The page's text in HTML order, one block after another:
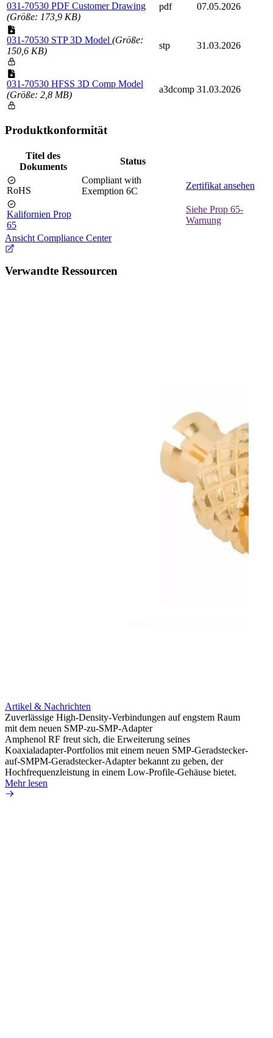
031-70530 PDF Customer Drawing
(Größe: 173,9 KB)
pdf 07.05.2026
031-70530 STP 3D Model (Größe:
150,6 KB)
stp 31.03.2026
031-70530 HFSS 3D Comp Model
(Größe: 2,8 MB)
a3dcomp 31.03.2026
Produktkonformität
Titel des
Dokuments
Status
RoHS
Compliant with
Exemption 6C
Zertifikat ansehen
Kalifornien Prop
65
Siehe Prop 65-
Warnung
Ansicht Compliance Center
Verwandte Ressourcen
Artikel & Nachrichten
Zuverlässige High-Density-Verbindungen auf engstem Raum
mit dem neuen SMP-zu-SMP-Adapter
Amphenol RF freut sich, die Erweiterung seines
Koaxialadapter-Portfolios mit einem neuen SMP-Geradstecker-
auf-SMPM-Geradstecker-Adapter bekannt zu geben, der
Hochfrequenzleistung in einem Low-Profile-Gehäuse bietet.
Mehr lesen